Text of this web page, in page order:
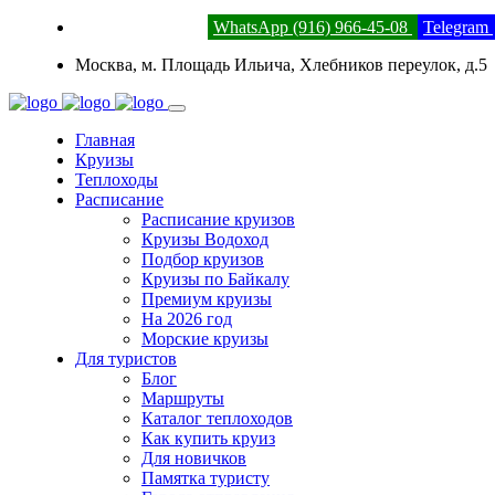
WhatsApp (916) 966-45-08 Telegram
Москва, м. Площадь Ильича, Хлебников переулок, д.5
Главная
Круизы
Теплоходы
Расписание
Расписание круизов
Круизы Водоход
Подбор круизов
Круизы по Байкалу
Премиум круизы
На 2026 год
Морские круизы
Для туристов
Блог
Маршруты
Каталог теплоходов
Как купить круиз
Для новичков
Памятка туристу